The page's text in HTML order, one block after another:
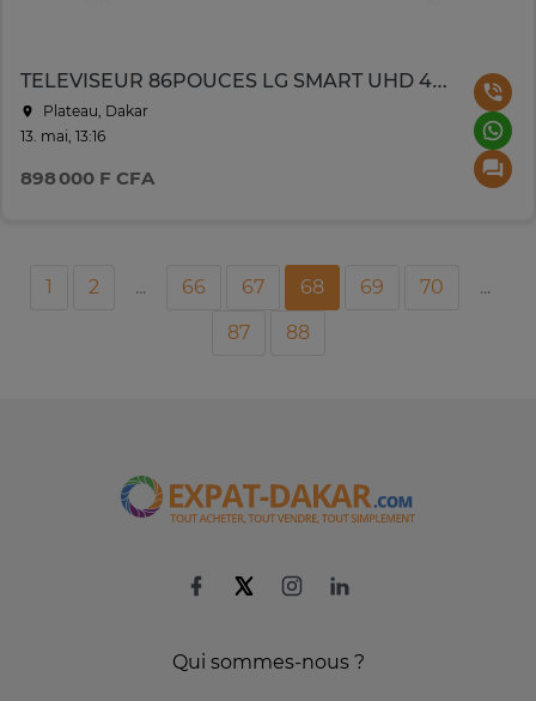
TELEVISEUR 86POUCES LG SMART UHD 4K 86UR78006LC
Plateau, Dakar
13. mai, 13:16
898 000 F CFA
1 2 ... 66 67 68 69 70
...
87
88
Qui sommes-nous ?